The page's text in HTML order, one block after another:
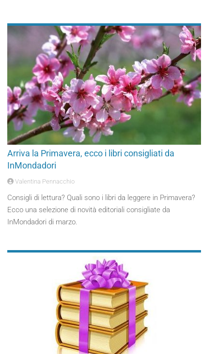
Arriva la Primavera, ecco i libri consigliati da
InMondadori
Valentina Pennacchio
Consigli di lettura? Quali sono i libri da leggere in Primavera?
Ecco una selezione di novità editoriali consigliate da
InMondadori di marzo.